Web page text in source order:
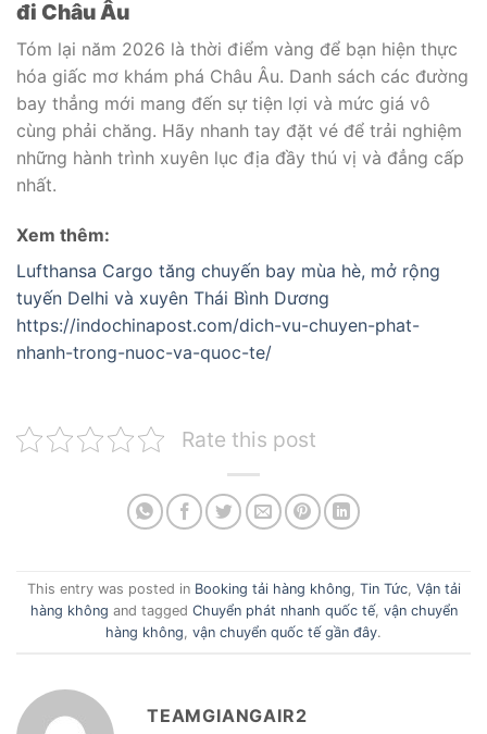
đi Châu Âu
Tóm lại năm 2026 là thời điểm vàng để bạn hiện thực
hóa giấc mơ khám phá Châu Âu. Danh sách các đường
bay thẳng mới mang đến sự tiện lợi và mức giá vô
cùng phải chăng. Hãy nhanh tay đặt vé để trải nghiệm
những hành trình xuyên lục địa đầy thú vị và đẳng cấp
nhất.
Xem thêm:
Lufthansa Cargo tăng chuyến bay mùa hè, mở rộng
tuyến Delhi và xuyên Thái Bình Dương
https://indochinapost.com/dich-vu-chuyen-phat-
nhanh-trong-nuoc-va-quoc-te/
Rate this post
This entry was posted in Booking tải hàng không Tin Tức, Vận tải
hàng không and tagged Chuyển phát nhanh quốc tế, vận chuyển
hàng không vận chuyển quốc tế gần đây.
TEAMGIANGAIR2